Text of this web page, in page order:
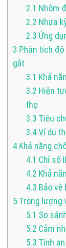
2.1 Nhôm
2.2 Nhựa
2.3 Ứng
3 Phân tích
gắt
3.1 Khả
3.2 Hiện
thọ
3.3 Tiêu
3.4Ví dụ
4 Khả năng
4.1 Chỉ số
4.2 Khả
4.3 Bảo vệ
5 Trọng lượng
5.1 So
5.2 Cảm
5.3 Tính